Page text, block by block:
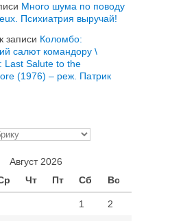
Много шума по поводу
Психиатрия выручай!
к записи Коломбо:
салют командору \
Last Salute to the
(1976) – реж. Патрик
Август 2026
Чт Пт Сб Вс
1 2